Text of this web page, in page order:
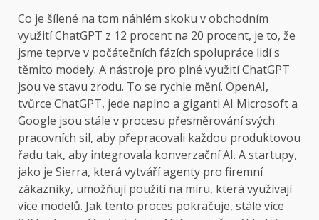
Co je šílené na tom náhlém skoku v obchodním
využití ChatGPT z 12 procent na 20 procent, je to, že
jsme teprve v počátečních fázích spolupráce lidí s
těmito modely. A nástroje pro plné využití ChatGPT
jsou ve stavu zrodu. To se rychle mění. OpenAI,
tvůrce ChatGPT, jede naplno a giganti AI Microsoft a
Google jsou stále v procesu přesměrování svých
pracovních sil, aby přepracovali každou produktovou
řadu tak, aby integrovala konverzační AI. A startupy,
jako je Sierra, která vytváří agenty pro firemní
zákazníky, umožňují použití na míru, která využívají
více modelů. Jak tento proces pokračuje, stále více